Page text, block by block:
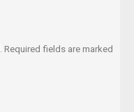
Required fields are marked